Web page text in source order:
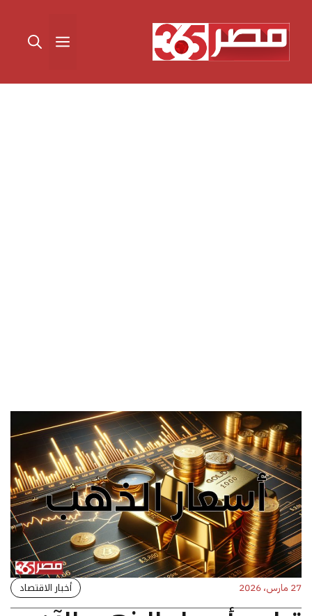
المحتوى القائمة
27 مارس، 2026 أخبار الاقتصاد